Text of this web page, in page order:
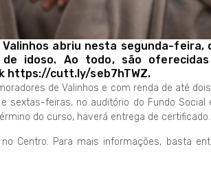
abriu nesta segunda-feira,
idoso. Ao todo, são
https://cutt.ly/seb7hTWZ.
de Valinhos e com renda de até
sextas-feiras, no auditório do Fundo Social
do curso, haverá entrega de certificado.
Centro. Para mais informações, basta